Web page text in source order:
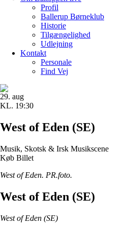
Profil
Ballerup Børneklub
Historie
Tilgængelighed
Udlejning
Kontakt
Personale
Find Vej
29. aug
KL. 19:30
West of Eden (SE)
Musik, Skotsk & Irsk Musikscene
Køb Billet
West of Eden. PR.foto.
West of Eden (SE)
West of Eden (SE)